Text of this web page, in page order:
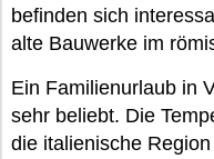
befinden sich
alte Bauwerke im
Ein Familienurlaub in
sehr beliebt. Die
die italienische